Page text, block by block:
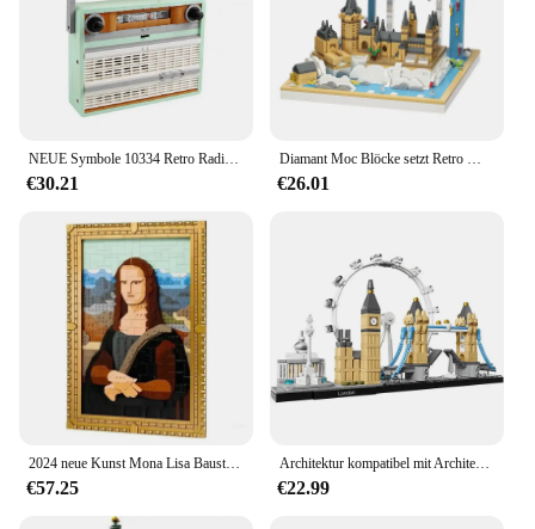
€30.21 €26.01
€57.25
Architektur kompatibel mit Architektur Las Vegas Bausteine Ziegel Spielzeug für Erwachsene Kinder Kunst Home Decoration Geschenk
€22.99